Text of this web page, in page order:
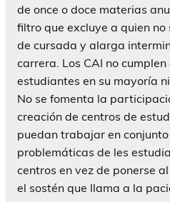
de once o doce materias
filtro que excluye a quien
de cursada y alarga
carrera. Los CAI no cumplen
estudiantes en su mayoría
No se fomenta la
creación de centros de
puedan trabajar en
problemáticas de les
centros en vez de ponerse
el sostén que llama a la